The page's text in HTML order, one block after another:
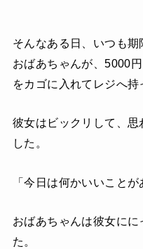
そんなある日、いつも
おばあちゃんが、5000
をカゴに入れてレジへ持
彼女はビックリして、思
した。
「今日は何かいいことが
おばあちゃんは彼女に
た。